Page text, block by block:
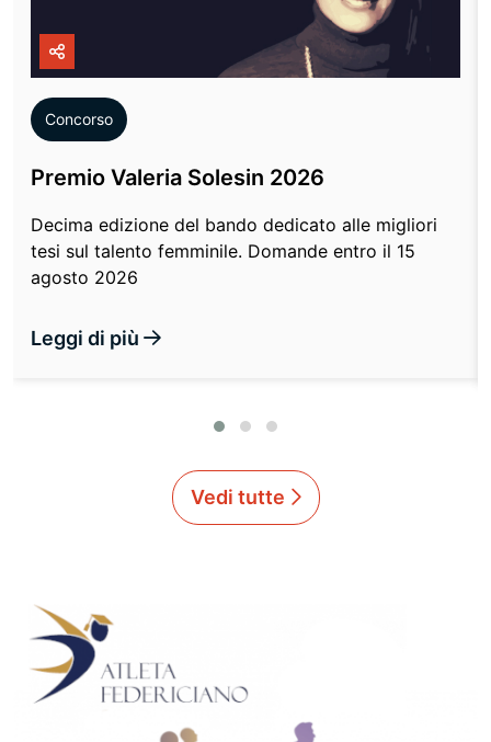
Vedi tutte
icon
Concorso
Premio Valeria Solesin 2026
Decima edizione del bando dedicato alle migliori
tesi sul talento femminile. Domande entro il 15
agosto 2026
Leggi di più